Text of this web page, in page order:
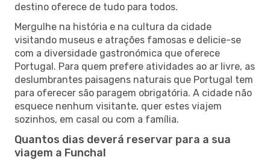
destino oferece de tudo para todos.
Mergulhe na história e na cultura da cidade
visitando museus e atrações famosas e delicie-se
com a diversidade gastronómica que oferece
Portugal. Para quem prefere atividades ao ar livre, as
deslumbrantes paisagens naturais que Portugal tem
para oferecer são paragem obrigatória. A cidade não
esquece nenhum visitante, quer estes viajem
sozinhos, em casal ou com a família.
Quantos dias deverá reservar para a sua
viagem a Funchal